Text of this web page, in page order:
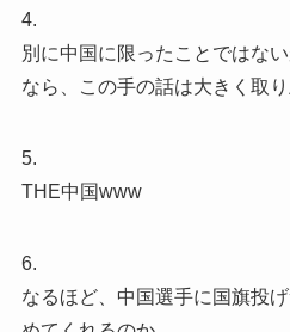
4.
別に中国に限ったことではな
なら、この手の話は大きく取
5.
THE中国www
6.
なるほど、中国選手に国旗投